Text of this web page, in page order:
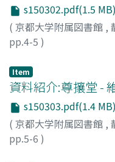
s150302.pdf(1.5 MB)
( 京都大学附属図書館 ,
pp.4-5 )
Item
資料紹介:尊攘堂 -
s150303.pdf(1.4 MB)
( 京都大学附属図書館 ,
pp.5-6 )